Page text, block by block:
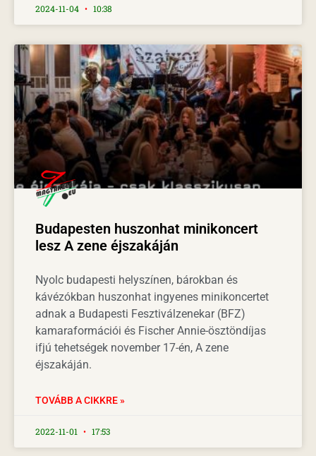
2024-11-04 10:38
Budapesten huszonhat minikoncert
lesz A zene éjszakáján
Nyolc budapesti helyszínen, bárokban és
kávézókban huszonhat ingyenes minikoncertet
adnak a Budapesti Fesztiválzenekar (BFZ)
kamaraformációi és Fischer Annie-ösztöndíjas
ifjú tehetségek november 17-én, A zene
éjszakáján.
TOVÁBB A CIKKRE »
2022-11-01 17:53